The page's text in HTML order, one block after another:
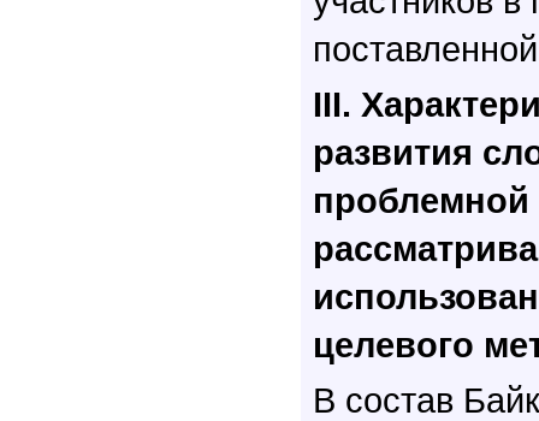
III.
развития
проблемной
целевого
В состав